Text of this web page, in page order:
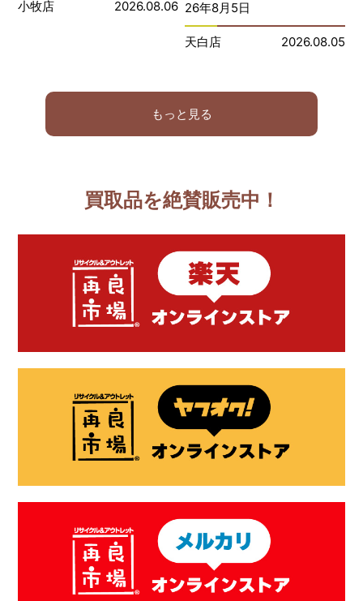
小牧店 2026.08.06 26年8月5日
天白店 2026.08.05
もっと見る
買取品を絶賛販売中！